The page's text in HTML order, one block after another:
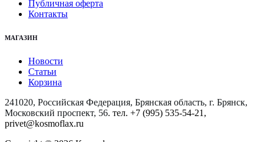
Публичная оферта
Контакты
МАГАЗИН
Новости
Статьи
Корзина
241020, Российская Федерация, Брянская область, г. Брянск,
Московский проспект, 56. тел. +7 (995) 535-54-21,
privet@kosmoflax.ru